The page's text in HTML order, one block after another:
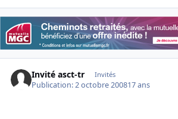
Invité asct-tr Invités
Publication:2 octobre 200817 ans